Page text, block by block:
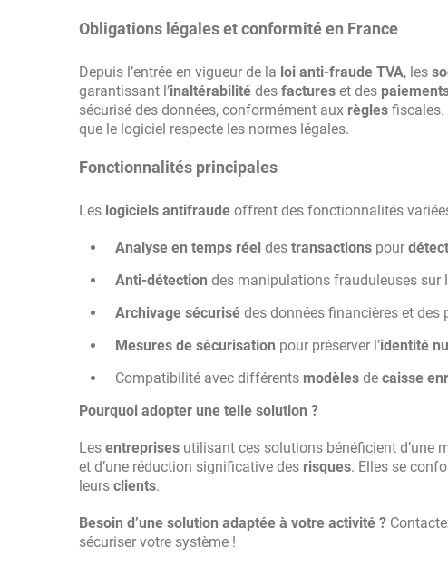
Obligations légales et conformité en France
Depuis l’entrée en vigueur de la loi anti-fraude TVA, les
garantissant l’inaltérabilité des factures et des
sécurisé des données, conformément aux règles fiscales.
que le logiciel respecte les normes légales.
Fonctionnalités principales
Les logiciels antifraude offrent des fonctionnalités
Analyse en temps réel des transactions pour
Anti-détection des manipulations frauduleuses sur
Archivage sécurisé des données financières et des
Mesures de sécurisation pour préserver l’identité
Compatibilité avec différents modèles de caisse
Pourquoi adopter une telle solution ?
Les entreprises utilisant ces solutions bénéficient d’une
et d’une réduction significative des risques. Elles se
leurs clients.
Besoin d’une solution adaptée à votre activité ?
sécuriser votre système !